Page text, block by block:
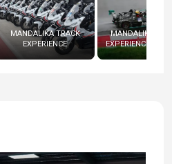
MANDALIKA TRACK
EXPERIENCE
MANDALIKA
EXPERIENCE